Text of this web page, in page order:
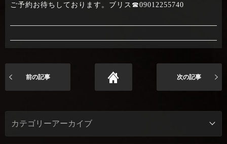
ご予約お待ちしております。ブリス☎09012255740
前の記事 次の記事